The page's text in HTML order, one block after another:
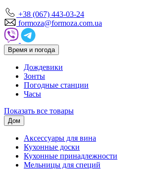
+38 (067) 443-03-24
formoza@formoza.com.ua
Время и погода
Дождевики
Зонты
Погодные станции
Часы
Показать все товары
Дом
Аксессуары для вина
Кухонные доски
Кухонные принадлежности
Мельницы для специй